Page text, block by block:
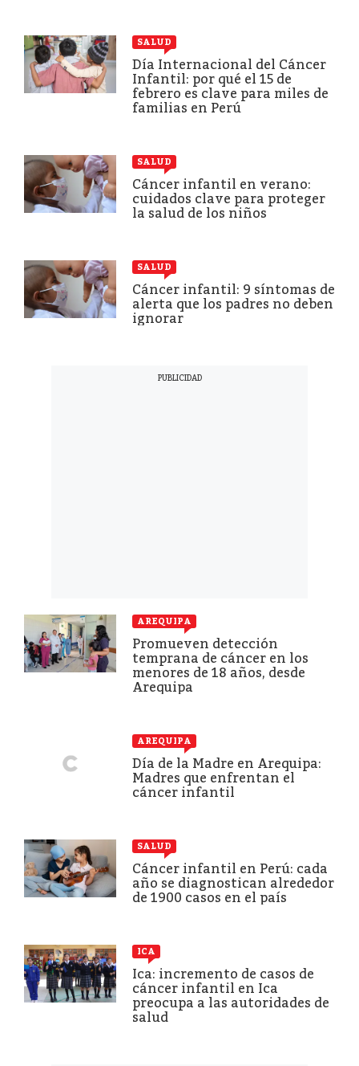
SALUD
Día Internacional del Cáncer
Infantil: por qué el 15 de
febrero es clave para miles de
familias en Perú
SALUD
Cáncer infantil en verano:
cuidados clave para proteger
la salud de los niños
SALUD
Cáncer infantil: 9 síntomas de
alerta que los padres no deben
ignorar
AREQUIPA
Promueven detección
temprana de cáncer en los
menores de 18 años, desde
Arequipa
AREQUIPA
Día de la Madre en Arequipa:
Madres que enfrentan el
cáncer infantil
SALUD
Cáncer infantil en Perú: cada
año se diagnostican alrededor
de 1900 casos en el país
ICA
Ica: incremento de casos de
cáncer infantil en Ica
preocupa a las autoridades de
salud